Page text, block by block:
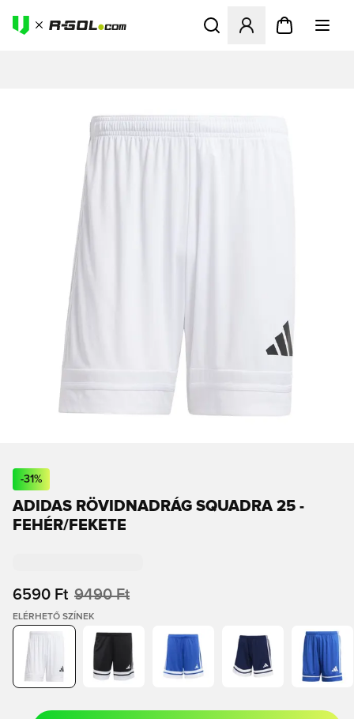
Megnyit egy modált a
-31%
ADIDAS RÖVIDNADRÁG SQUADRA 25 -
FEHÉR/FEKETE
6590 Ft 9490 Ft
ELÉRHETŐ SZÍNEK